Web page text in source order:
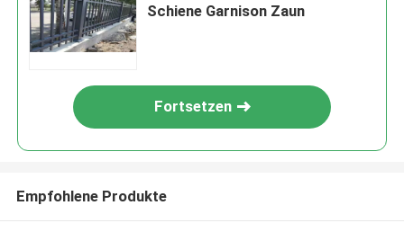
Schiene Garnison Zaun
Fortsetzen
Empfohlene Produkte